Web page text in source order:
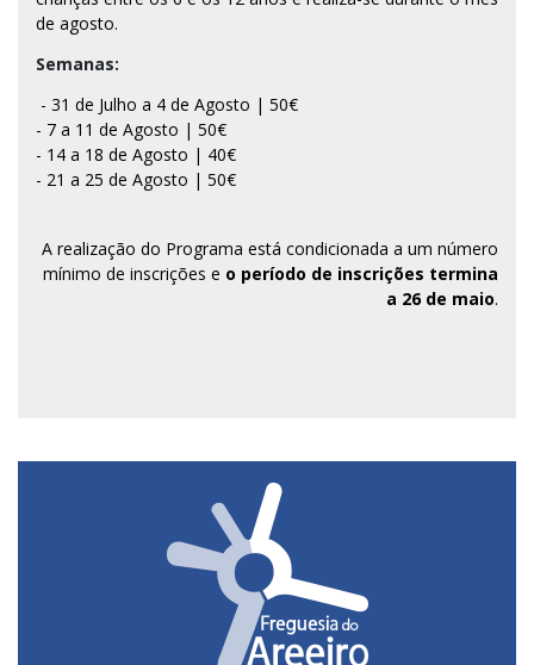
de agosto.
Semanas:
- 31 de Julho a 4 de Agosto | 50€
- 7 a 11 de Agosto | 50€
- 14 a 18 de Agosto | 40€
- 21 a 25 de Agosto | 50€
A realização do Programa está condicionada a um número
mínimo de inscrições e o período de inscrições termina
a 26 de maio.